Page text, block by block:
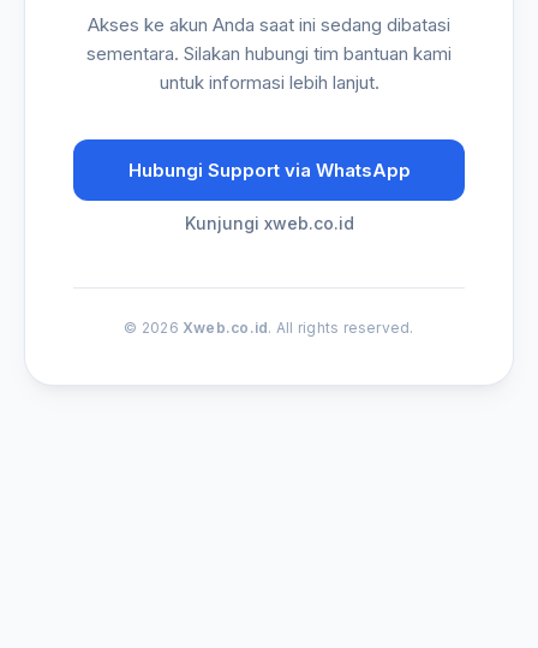
Akses ke akun Anda saat ini sedang dibatasi
sementara. Silakan hubungi tim bantuan kami
untuk informasi lebih lanjut.
Hubungi Support via WhatsApp
Kunjungi xweb.co.id
© 2026 Xweb.co.id. All rights reserved.